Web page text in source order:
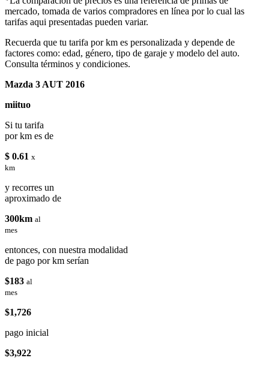
mercado, tomada de varios compradores en línea por lo cual las
tarifas aqui presentadas pueden variar.
Recuerda que tu tarifa por km es personalizada y depende de
factores como: edad, género, tipo de garaje y modelo del auto.
Consulta términos y condiciones.
Mazda 3 AUT 2016
miituo
Si tu tarifa
por km es de
$ 0.61 x
km
y recorres un
aproximado de
300km al
mes
entonces, con nuestra modalidad
de pago por km serían
$183 al
mes
$1,726
pago inicial
$3,922